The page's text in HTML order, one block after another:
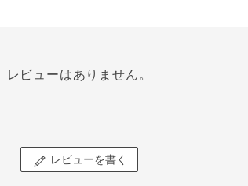
レビューはありません。
レビューを書く